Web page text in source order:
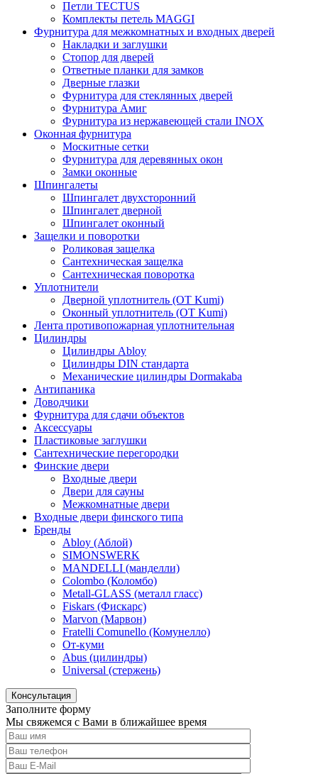
Петли TECTUS
Комплекты петель MAGGI
Фурнитура для межкомнатных и входных дверей
Накладки и заглушки
Стопор для дверей
Ответные планки для замков
Дверные глазки
Фурнитура для стеклянных дверей
Фурнитура Амиг
Фурнитура из нержавеющей стали INOX
Оконная фурнитура
Москитные сетки
Фурнитура для деревянных окон
Замки оконные
Шпингалеты
Шпингалет двухсторонний
Шпингалет дверной
Шпингалет оконный
Защелки и поворотки
Роликовая защелка
Сантехническая защелка
Сантехническая поворотка
Уплотнители
Дверной уплотнитель (OT Kumi)
Оконный уплотнитель (OT Kumi)
Лента противопожарная уплотнительная
Цилиндры
Цилиндры Abloy
Цилиндры DIN стандарта
Механические цилиндры Dormakaba
Антипаника
Доводчики
Фурнитура для сдачи объектов
Аксессуары
Пластиковые заглушки
Сантехнические перегородки
Финские двери
Входные двери
Двери для сауны
Межкомнатные двери
Входные двери финского типа
Бренды
Abloy (Аблой)
SIMONSWERK
MANDELLI (манделли)
Colombo (Коломбо)
Metall-GLASS (металл гласс)
Fiskars (Фискарс)
Marvon (Марвон)
Fratelli Comunello (Комунелло)
От-куми
Abus (цилиндры)
Universal (стержень)
Консультация
Заполните форму
Мы свяжемся с Вами в ближайшее время